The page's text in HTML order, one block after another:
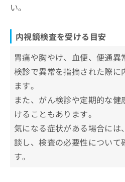
大腸ポリープ
炎症性腸疾患（潰瘍性大
胃ポリープ
のクリニック10選
い。
内視鏡検査を受ける目安
胃痛や胸やけ、血便、便通異
検診で異常を指摘された際に
ます。
また、がん検診や定期的な
けることもあります。
気になる症状がある場合には
談し、検査の必要性について
す。